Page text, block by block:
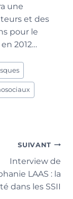
une
et des
pour le
2012…
SUIVANT
Interview de
LAAS : la
dans les SSII